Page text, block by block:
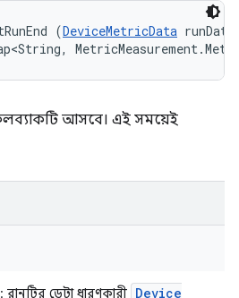
(DeviceMetricData
আসবে। এই সময়েই
: রানটির ডেটা ধারণকারী Device